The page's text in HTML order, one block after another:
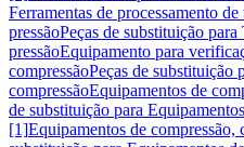
Ferramentas de processamento de
pressãoPeças de substituição para
pressãoEquipamento para
compressãoPeças de substituição
compressãoEquipamentos de
de substituição para
[1]Equipamentos de